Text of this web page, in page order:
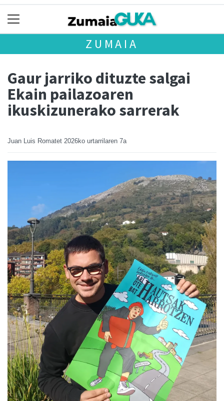
ZUMAIA
Gaur jarriko dituzte salgai
Ekain pailazoaren
ikuskizunerako sarrerak
Juan Luis Romatet 2026ko urtarrilaren 7a